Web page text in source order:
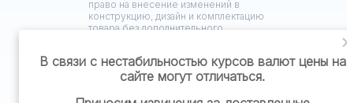
право на внесение изменений в
конструкцию, дизайн и комплектацию
товара без дополнительного
Политика конфиденциальности
В связи с нестабильностью курсов валют цены на
сайте могут отличаться.